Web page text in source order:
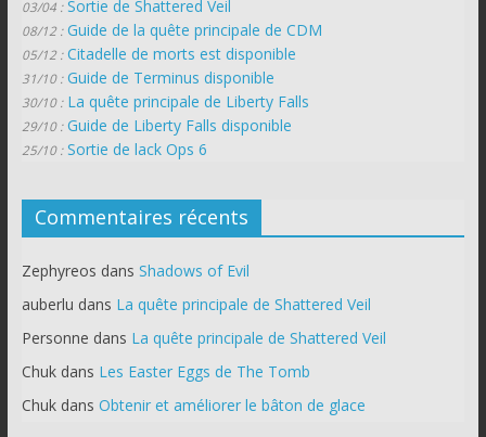
03/04 : Sortie de Shattered Veil
08/12 : Guide de la quête principale de CDM
05/12 : Citadelle de morts est disponible
31/10 : Guide de Terminus disponible
30/10 : La quête principale de Liberty Falls
29/10 : Guide de Liberty Falls disponible
25/10 : Sortie de lack Ops 6
Commentaires récents
Zephyreos dans Shadows of Evil
auberlu dans La quête principale de Shattered Veil
Personne dans La quête principale de Shattered Veil
Chukdans Les Easter Eggs de The Tomb
Chukdans Obtenir et améliorer le bâton de glace